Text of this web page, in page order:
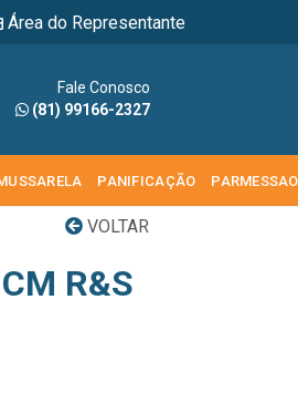
Área do Representante
Fale Conosco
(81) 99166-2327
PANIFICAÇÃO PARMESSAO
VOLTAR
R&S